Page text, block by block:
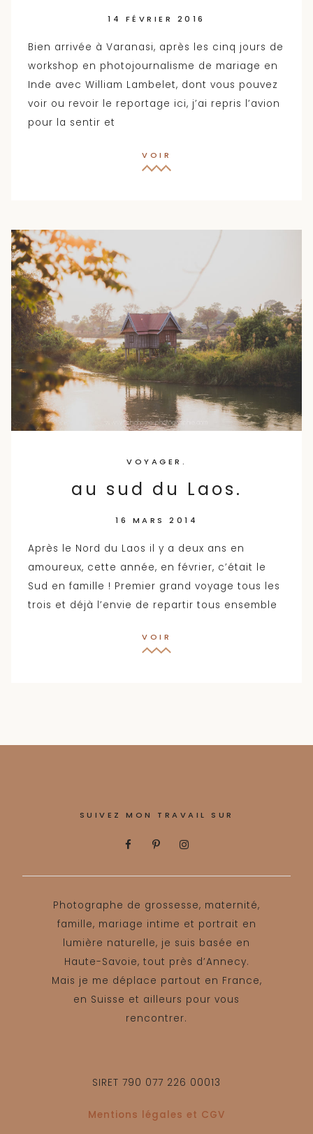
14 FÉVRIER 2016
Bien arrivée à Varanasi, après les cinq jours de
workshop en photojournalisme de mariage en
Inde avec William Lambelet, dont vous pouvez
voir ou revoir le reportage ici, j’ai repris l’avion
pour la sentir et
VOIR
VOYAGER.
au sud du Laos.
16 MARS 2014
Après le Nord du Laos il y a deux ans en
amoureux, cette année, en février, c’était le
Sud en famille ! Premier grand voyage tous les
trois et déjà l’envie de repartir tous ensemble
VOIR
SUIVEZ MON TRAVAIL SUR
Photographe de grossesse, maternité,
famille, mariage intime et portrait en
lumière naturelle, je suis basée en
Haute-Savoie, tout près d’Annecy.
Mais je me déplace partout en France,
en Suisse et ailleurs pour vous
rencontrer.
SIRET 790 077 226 00013
Mentions légales et CGV